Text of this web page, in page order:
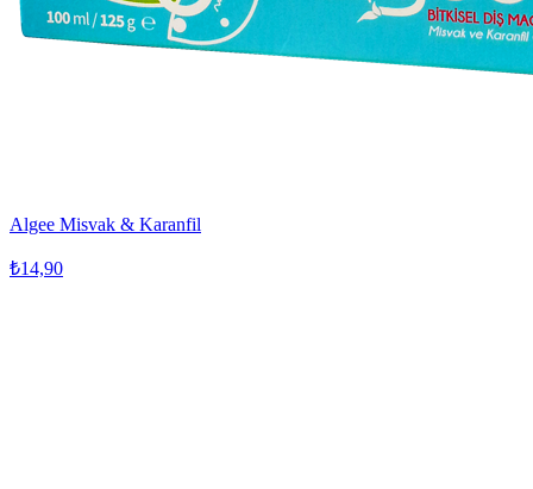
Algee Misvak & Karanfil
₺14,90